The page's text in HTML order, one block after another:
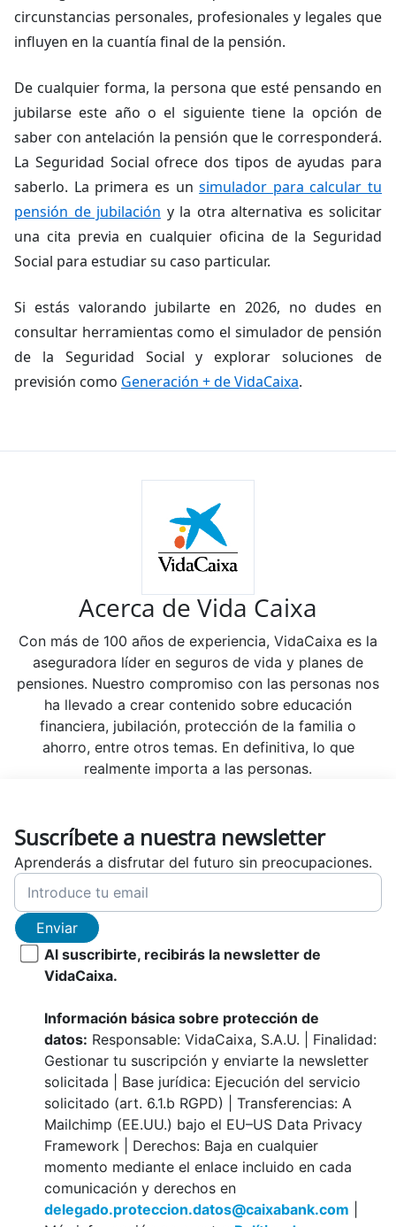
circunstancias personales, profesionales y legales que
influyen en la cuantía final de la pensión.
De cualquier forma, la persona que esté pensando en
jubilarse este año o el siguiente tiene la opción de
saber con antelación la pensión que le corresponderá.
La Seguridad Social ofrece dos tipos de ayudas para
saberlo. La primera es unsimulador para calcular tu
pensión de jubilación y la otra alternativa es solicitar
una cita previa en cualquier oficina de la Seguridad
Social para estudiar su caso particular.
Si estás valorando jubilarte en 2026, no dudes en
consultar herramientas como el simulador de pensión
de la Seguridad Social y explorar soluciones de
previsión como Generación + de VidaCaixa.
Acerca de Vida Caixa
Con más de 100 años de experiencia, VidaCaixa es la
aseguradora líder en seguros de vida y planes de
pensiones. Nuestro compromiso con las personas nos
ha llevado a crear contenido sobre educación
financiera, jubilación, protección de la familia o
ahorro, entre otros temas. En definitiva, lo que
realmente importa a las personas.
Suscríbete a nuestra newsletter
Aprenderás a disfrutar del futuro sin preocupaciones.
Enviar
Al suscribirte, recibirás la newsletter de
VidaCaixa.
Información básica sobre protección de
datos: Responsable: VidaCaixa, S.A.U. | Finalidad:
Gestionar tu suscripción y enviarte la newsletter
solicitada | Base jurídica: Ejecución del servicio
solicitado (art. 6.1.b RGPD) | Transferencias: A
Mailchimp (EE.UU.) bajo el EU–US Data Privacy
Framework | Derechos: Baja en cualquier
momento mediante el enlace incluido en cada
comunicación y derechos en
delegado.proteccion.datos@caixabank.com